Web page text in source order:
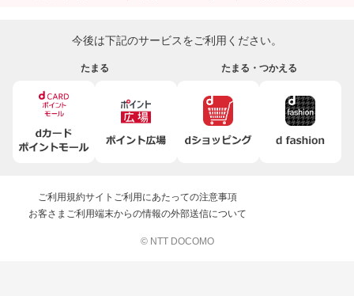
今後は下記のサービスをご利用ください。
たまる たまる・つかえる
ご利用規約サイトご利用にあたっての注意事項
お客さまご利用端末からの情報の外部送信について
© NTT DOCOMO